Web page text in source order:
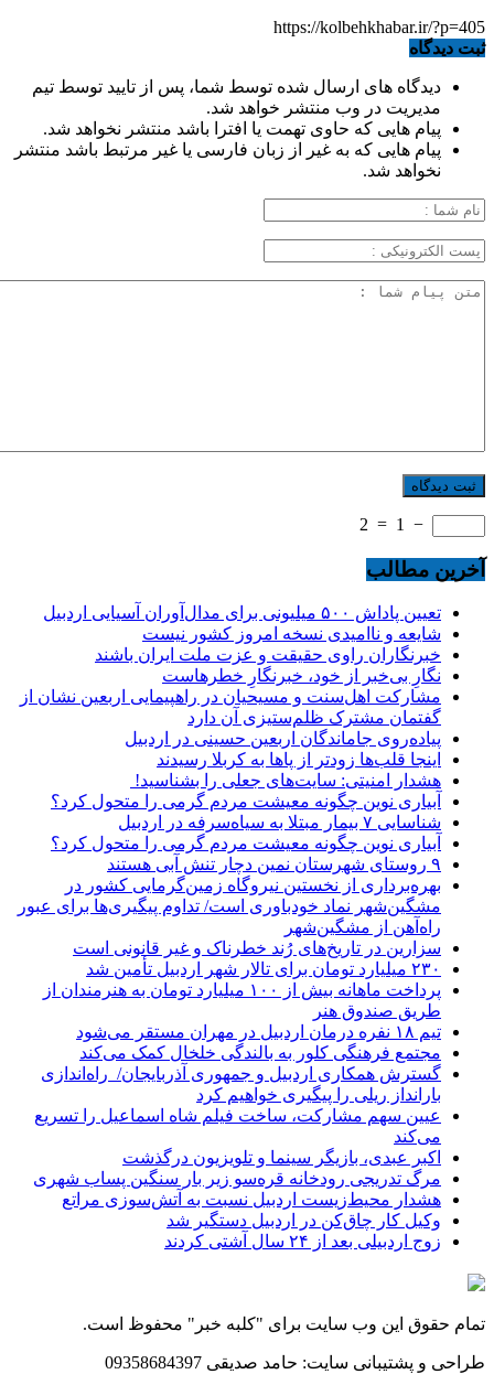
https://kolbehkhabar.ir/?p=405
ثبت دیدگاه
دیدگاه های ارسال شده توسط شما، پس از تایید توسط تیم
مدیریت در وب منتشر خواهد شد.
پیام هایی که حاوی تهمت یا افترا باشد منتشر نخواهد شد.
پیام هایی که به غیر از زبان فارسی یا غیر مرتبط باشد منتشر
نخواهد شد.
−
1
=
2
آخرین مطالب
تعیین پاداش ۵۰۰ میلیونی برای مدال‌آوران آسیایی اردبیل
شایعه و ناامیدی نسخه امروز کشور نیست
خبرنگاران راوی حقیقت و عزت ملت ایران باشند
نگارِ بی‌خبر از خود، خبرنگارِ خطرهاست
مشارکت اهل‌سنت و مسیحیان در راهپیمایی اربعین نشان از
گفتمان مشترک ظلم‌ستیزی آن دارد
پیاده‌روی جاماندگان اربعین حسینی در اردبیل
اینجا قلب‌ها زودتر از پاها به کربلا رسیدند
هشدار امنیتی: سایت‌های جعلی را بشناسید!
آبیاری نوین چگونه معیشت مردم گرمی را متحول کرد؟
شناسایی ۷ بیمار مبتلا به سیاه‌سرفه در اردبیل
آبیاری نوین چگونه معیشت مردم گرمی را متحول کرد؟
۹ روستای شهرستان نمین دچار تنش آبی هستند
بهره‌برداری از نخستین نیروگاه زمین‌گرمایی کشور در
مشگین‌شهر نماد خودباوری است/ تداوم پیگیری‌ها برای عبور
راه‌آهن از مشگین‌شهر
سزارین در تاریخ‌های رُند خطرناک و غیر قانونی است
۲۳۰ میلیارد تومان برای تالار شهر اردبیل تأمین شد
پرداخت ماهانه بیش از ۱۰۰ میلیارد تومان به هنرمندان از
طریق صندوق هنر
تیم ۱۸ نفره درمان اردبیل در مهران مستقر می‌شود
مجتمع فرهنگی کلور به بالندگی خلخال کمک می‌کند
گسترش همکاری اردبیل و جمهوری آذربایجان/ راه‌اندازی
بارانداز ریلی را پیگیری خواهیم کرد
عیین سهم مشارکت، ساخت فیلم شاه‌ اسماعیل را تسریع
می‌کند
اکبر عبدی، بازیگر سینما و تلویزیون درگذشت
مرگ تدریجی رودخانه قره‌سو زیر بار سنگین پساب شهری
هشدار محیط‌زیست اردبیل نسبت به آتش‌سوزی مراتع
وکیل کار چاق‌کن در اردبیل دستگیر شد
زوج اردبیلی بعد از ۲۴ سال آشتی کردند
تمام حقوق این وب سایت برای "کلبه خبر" محفوظ است.
طراحی و پشتیبانی سایت: حامد صدیقی 09358684397